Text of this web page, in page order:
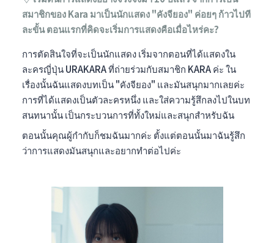
สมาชิกของ Kara มาเป็นนักแสดง "คังจียอง" ค่อยๆ ก้าวไปที
ละขั้น ตอนแรกที่คิดจะเริ่มการแสดงคือเมื่อไหร่คะ?
การตัดสินใจที่จะเป็นนักแสดง เริ่มจากตอนที่ได้แสดงใน
ละครญี่ปุ่น URAKARA ที่ถ่ายร่วมกับสมาชิก KARA ค่ะ ใน
เรื่องนั้นฉันแสดงบทเป็น "คังจียอง" และมันสนุกมากเลยค่ะ
การที่ได้แสดงเป็นตัวละครหนึ่ง และใส่ความรู้สึกลงไปในบท
สนทนานั้น เป็นกระบวนการที่ทั้งใหม่และสนุกสำหรับฉัน
ตอนนั้นคุณผู้กำกับก็ชมฉันมากค่ะ ตั้งแต่ตอนนั้นมาฉันรู้สึก
ว่าการแสดงมันสนุกและอยากทำต่อไปค่ะ